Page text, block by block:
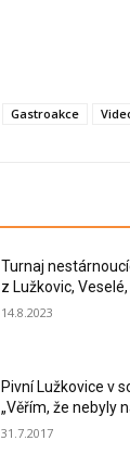
Gastroakce
Turnaj
z Lužkovic,
14.8.2023
Pivní Lužkovice v
„Věřím, že nebyly
31.7.2017